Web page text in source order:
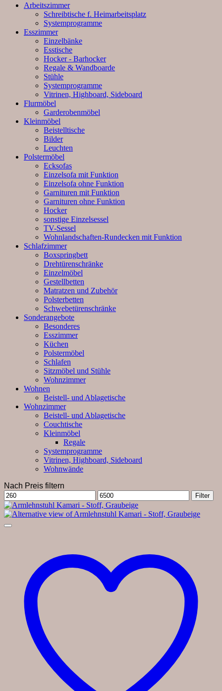
Arbeitszimmer
Schreibtische f. Heimarbeitsplatz
Systemprogramme
Esszimmer
Einzelbänke
Esstische
Hocker - Barhocker
Regale & Wandboarde
Stühle
Systemprogramme
Vitrinen, Highboard, Sideboard
Flurmöbel
Garderobenmöbel
Kleinmöbel
Beistelltische
Bilder
Leuchten
Polstermöbel
Ecksofas
Einzelsofa mit Funktion
Einzelsofa ohne Funktion
Garnituren mit Funktion
Garnituren ohne Funktion
Hocker
sonstige Einzelsessel
TV-Sessel
Wohnlandschaften-Rundecken mit Funktion
Schlafzimmer
Boxspringbett
Drehtürenschränke
Einzelmöbel
Gestellbetten
Matratzen und Zubehör
Polsterbetten
Schwebetürenschränke
Sonderangebote
Besonderes
Esszimmer
Küchen
Polstermöbel
Schlafen
Sitzmöbel und Stühle
Wohnzimmer
Wohnen
Beistell- und Ablagetische
Wohnzimmer
Beistell- und Ablagetische
Couchtische
Kleinmöbel
Regale
Systemprogramme
Vitrinen, Highboard, Sideboard
Wohnwände
Nach Preis filtern
Min.
Preis
Max.
Preis
Filter